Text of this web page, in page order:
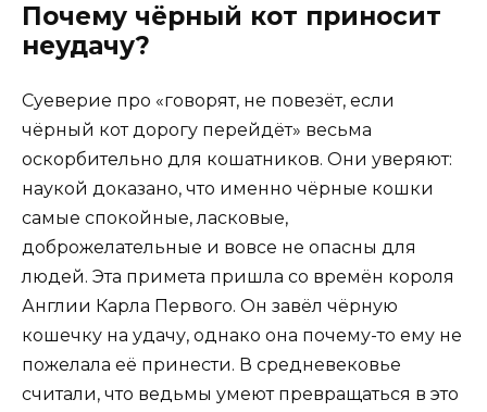
Почему чёрный кот приносит
неудачу?
Суеверие про «говорят, не повезёт, если
чёрный кот дорогу перейдёт» весьма
оскорбительно для кошатников. Они уверяют:
наукой доказано, что именно чёрные кошки
самые спокойные, ласковые,
доброжелательные и вовсе не опасны для
людей. Эта примета пришла со времён короля
Англии Карла Первого. Он завёл чёрную
кошечку на удачу, однако она почему-то ему не
пожелала её принести. В средневековье
считали, что ведьмы умеют превращаться в это